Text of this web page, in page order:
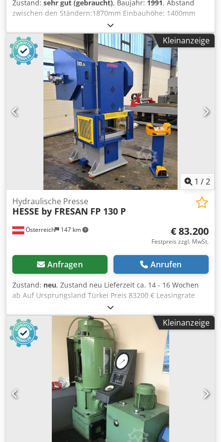
Besichtigung und Abholung nach Absprache.
Abholung/Logistik: Inkl. Verladen per Kran
Zustand: sehr gut (gebraucht), Baujahr: 1991, Abstand
zwischen den Ständern:1870mm Einbauhöhe: 1400mm
Crsdpswyuqkofx Afdjf Tischlänge: 1600mm Länge: 3400mm
Breite: 3400mm Höhe: 3500mm Gewicht: 19000kg
Kleinanzeige
1 /2
Österreich 147 km
Hydraulische Presse
HESSE by FRESAN FP 130 P
€ 83.200
Festpreis zzgl. MwSt.
Anfragen Anrufen
Zustand: neu, Zustand neu Lieferzeit ca. 14 - 16 Wochen
ab Auf Ursprungsland Türkei Preis 83200 € Leasingrate
1572.48 € Presskraft 130 to Nominalpresskraft bei 4.5 mm
Tischlänge 650 mm Tischbreite 950 mm Durchfallloch im
Tisch 220 mm Hub 1 - 132 mm Hubzahl 50 1/min
Stößelführungen 6 Stößelverstellung 95 mm Zapfenloch im
Stößel 70 mm Ausladung 325 mm Einbauhöhe 500 mm
Motor 11 kW Länge 1800 mm Breite 1725 mm Höhe 3020
mm Gewicht 8000 kg Geschweißte
Stahlrahmenkonstruktion 6-fach Stößelführung
Pneumatische Kupplungs-Bremskombination
Schutzeinhausung mit Lichtschranken und seitlichen
Türen Mechanische Überlastsicherung Zwei Hand und
Fußpedalbedienung manuelle Hubverstellung motorische
Stößelverstellung variable Hubzahl über
Kleinanzeige